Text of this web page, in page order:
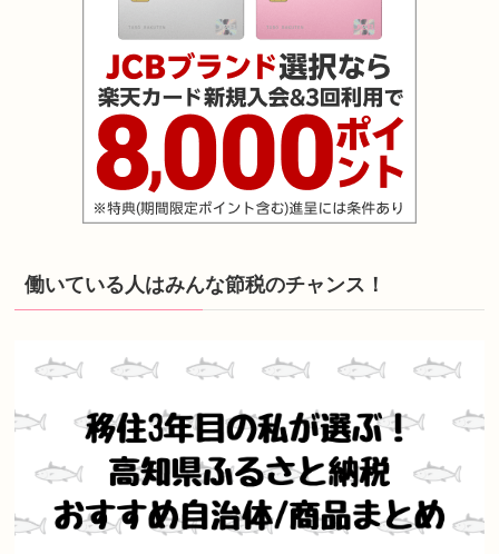
働いている人はみんな節税のチャンス！